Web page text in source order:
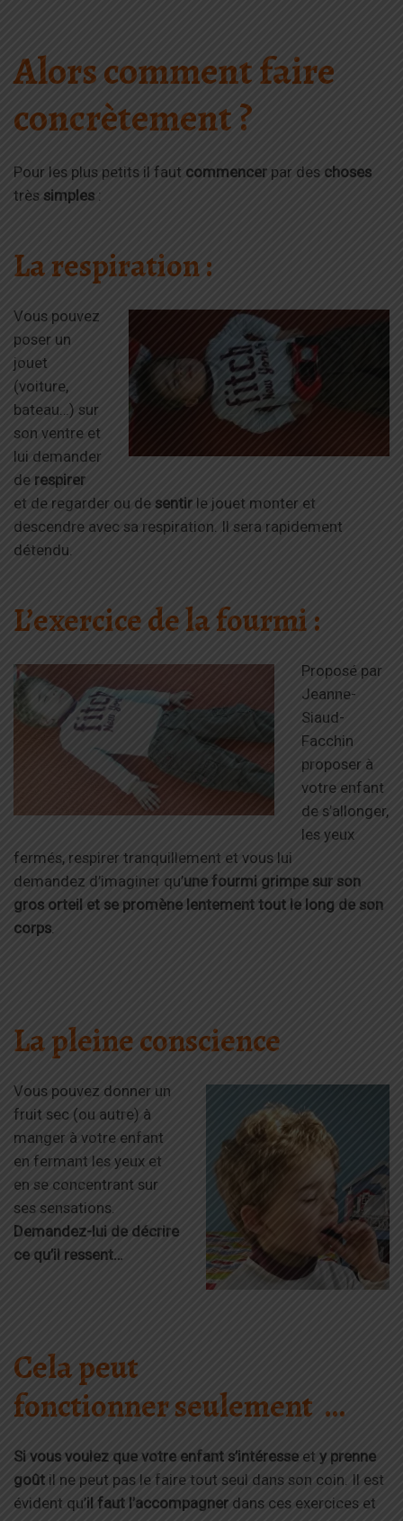
Alors comment faire
concrètement ?
Pour les plus petits il faut commencer par des choses
très simples :
La respiration :
Vous pouvez
poser un
jouet
(voiture,
bateau…) sur
son ventre et
lui demander
de respirer
et de regarder ou de sentir le jouet monter et
descendre avec sa respiration. Il sera rapidement
détendu.
L’exercice de la fourmi :
Proposé par
Jeanne-
Siaud-
Facchin
proposer à
votre enfant
de s’allonger,
les yeux
fermés, respirer tranquillement et vous lui
demandez d’imaginer qu’une fourmi grimpe sur son
gros orteil et se promène lentement tout le long de son
corps
La pleine conscience
Vous pouvez donner un
fruit sec (ou autre) à
manger à votre enfant
en fermant les yeux et
en se concentrant sur
ses sensations.
Demandez-lui de décrire
ce qu’il ressent…
Cela peut
fonctionner seulement …
Si vous voulez que votre enfant s’intéresse et y prenne
goût il ne peut pas le faire tout seul dans son coin. Il est
évident qu’il faut l’accompagner dans ces exercices et